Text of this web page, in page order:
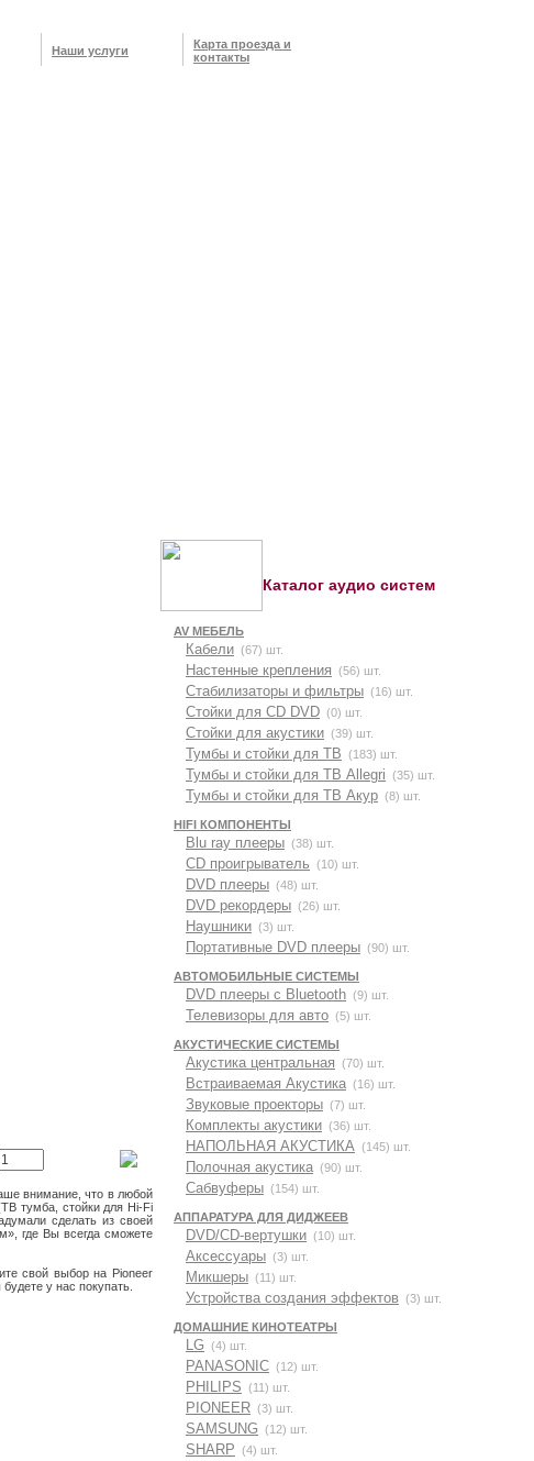
Наши услуги
Карта проезда и
контакты
внимание, что в любой
тумба, стойки для Hi-Fi
сделать из своей
где Вы всегда сможете
свой выбор на Pioneer
у нас покупать.
Каталог аудио систем
AV МЕБЕЛЬ
Кабели (67) шт.
Настенные крепления (56) шт.
Стабилизаторы и фильтры (16) шт.
Стойки для CD DVD (0) шт.
Стойки для акустики (39) шт.
Тумбы и стойки для ТВ (183) шт.
Тумбы и стойки для ТВ Allegri (35) шт.
Тумбы и стойки для ТВ Акур (8) шт.
HIFI КОМПОНЕНТЫ
Blu ray плееры (38) шт.
CD проигрыватель (10) шт.
DVD плееры (48) шт.
DVD рекордеры (26) шт.
Наушники (3) шт.
Портативные DVD плееры (90) шт.
АВТОМОБИЛЬНЫЕ СИСТЕМЫ
DVD плееры с Bluetooth (9) шт.
Телевизоры для авто (5) шт.
АКУСТИЧЕСКИЕ СИСТЕМЫ
Акустика центральная (70) шт.
Встраиваемая Акустика (16) шт.
Звуковые проекторы (7) шт.
Комплекты акустики (36) шт.
НАПОЛЬНАЯ АКУСТИКА (145) шт.
Полочная акустика (90) шт.
Сабвуферы (154) шт.
АППАРАТУРА ДЛЯ ДИДЖЕЕВ
DVD/CD-вертушки (10) шт.
Аксессуары (3) шт.
Микшеры (11) шт.
Устройства создания эффектов (3) шт.
ДОМАШНИЕ КИНОТЕАТРЫ
LG (4) шт.
PANASONIC (12) шт.
PHILIPS (11) шт.
PIONEER (3) шт.
SAMSUNG (12) шт.
SHARP (4) шт.